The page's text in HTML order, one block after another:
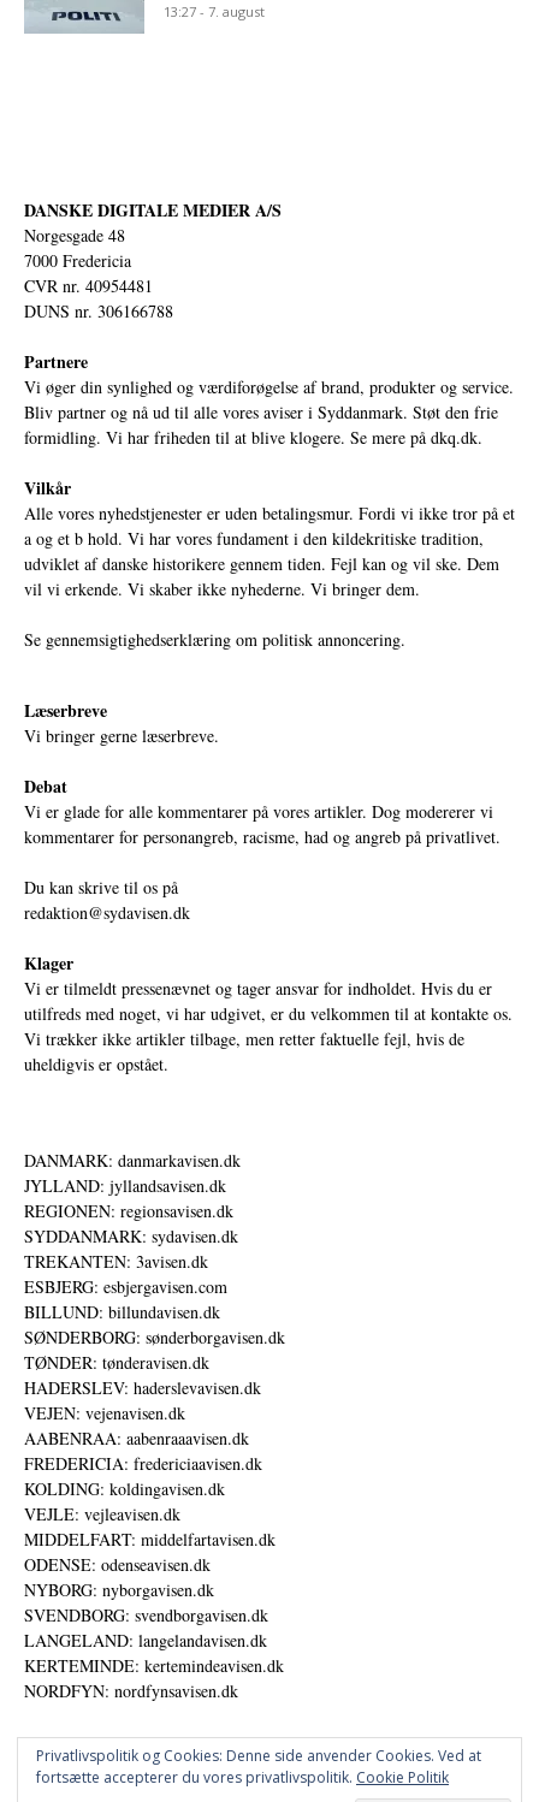
13:27 - 7. august
DANSKE DIGITALE MEDIER A/S
Norgesgade 48
7000 Fredericia
CVR nr. 40954481
DUNS nr. 306166788
Partnere
Vi øger din synlighed og værdiforøgelse af brand, produkter og service.
Bliv partner og nå ud til alle vores aviser i Syddanmark. Støt den frie
formidling. Vi har friheden til at blive klogere. Se mere på dkq.dk.
Vilkår
Alle vores nyhedstjenester er uden betalingsmur. Fordi vi ikke tror på et
a og et b hold. Vi har vores fundament i den kildekritiske tradition,
udviklet af danske historikere gennem tiden. Fejl kan og vil ske. Dem
vil vi erkende. Vi skaber ikke nyhederne. Vi bringer dem.
Se gennemsigtighedserklæring om politisk annoncering.
Læserbreve
Vi bringer gerne læserbreve.
Debat
Vi er glade for alle kommentarer på vores artikler. Dog modererer vi
kommentarer for personangreb, racisme, had og angreb på privatlivet.
Du kan skrive til os på
redaktion@sydavisen.dk
Klager
Vi er tilmeldt pressenævnet og tager ansvar for indholdet. Hvis du er
utilfreds med noget, vi har udgivet, er du velkommen til at kontakte os.
Vi trækker ikke artikler tilbage, men retter faktuelle fejl, hvis de
uheldigvis er opstået.
DANMARK: danmarkavisen.dk
JYLLAND: jyllandsavisen.dk
REGIONEN: regionsavisen.dk
SYDDANMARK: sydavisen.dk
TREKANTEN: 3avisen.dk
ESBJERG: esbjergavisen.com
BILLUND: billundavisen.dk
SØNDERBORG: sønderborgavisen.dk
TØNDER: tønderavisen.dk
HADERSLEV: haderslevavisen.dk
VEJEN: vejenavisen.dk
AABENRAA: aabenraaavisen.dk
FREDERICIA: fredericiaavisen.dk
KOLDING: koldingavisen.dk
VEJLE: vejleavisen.dk
MIDDELFART: middelfartavisen.dk
ODENSE: odenseavisen.dk
NYBORG: nyborgavisen.dk
SVENDBORG: svendborgavisen.dk
LANGELAND: langelandavisen.dk
KERTEMINDE: kertemindeavisen.dk
NORDFYN: nordfynsavisen.dk
Privatlivspolitik og Cookies: Denne side anvender Cookies. Ved at
fortsætte accepterer du vores privatlivspolitik. Cookie Politik